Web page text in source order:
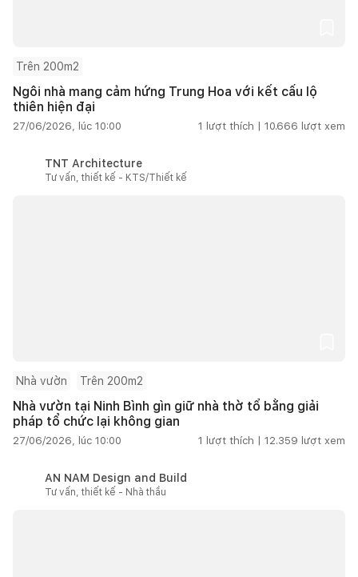
Trên 200m2
Ngôi nhà mang cảm hứng Trung Hoa với kết cấu lộ
thiên hiện đại
27/06/2026, lúc 10:00 1 lượt thích | 10.666 lượt xem
TNT Architecture
Tư vấn, thiết kế - KTS/Thiết kế
Nhà vườn Trên 200m2
Nhà vườn tại Ninh Bình gìn giữ nhà thờ tổ bằng giải
pháp tổ chức lại không gian
27/06/2026, lúc 10:00 1 lượt thích | 12.359 lượt xem
AN NAM Design and Build
Tư vấn, thiết kế - Nhà thầu